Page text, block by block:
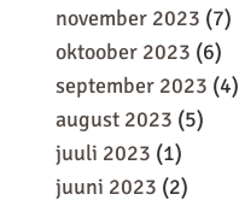
november 2023 (7)
oktoober 2023 (6)
september 2023 (4)
august 2023 (5)
juuli 2023 (1)
juuni 2023 (2)